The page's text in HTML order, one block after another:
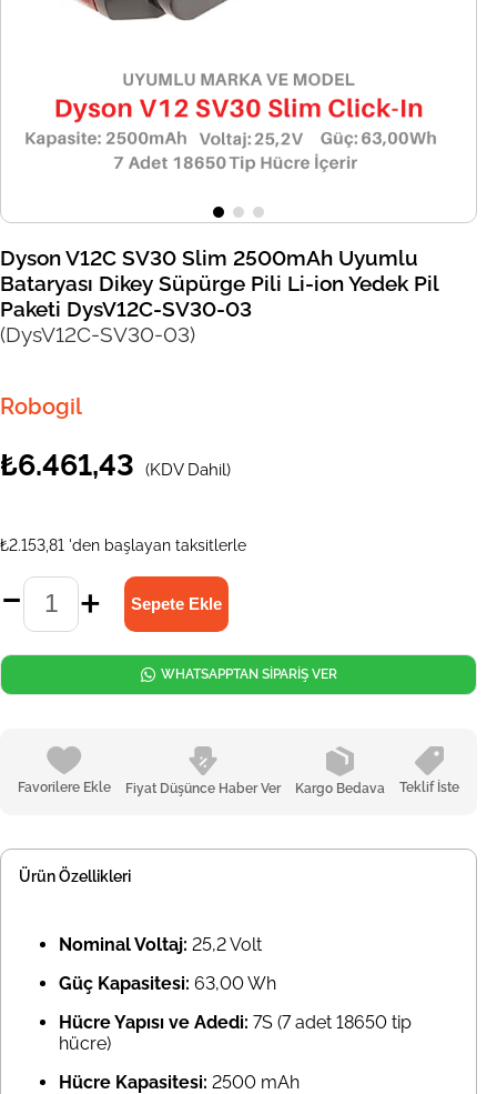
Dyson V12C SV30 Slim 2500mAh Uyumlu
Bataryası Dikey Süpürge Pili Li-ion Yedek Pil
Paketi DysV12C-SV30-03
(DysV12C-SV30-03)
Robogil
₺6.461,43 (KDV Dahil)
₺2.153,81 'den başlayan taksitlerle
Favorilere Ekle Fiyat Düşünce Haber Ver Kargo Bedava Teklif İste
WHATSAPPTAN SİPARİŞ VER
Ürün Özellikleri
Nominal Voltaj: 25,2 Volt
Güç Kapasitesi: 63,00 Wh
Hücre Yapısı ve Adedi: 7S (7 adet 18650 tip
hücre)
Hücre Kapasitesi: 2500 mAh